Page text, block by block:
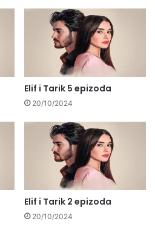
Elif i Tarik 5 epizoda
20/10/2024
Elif i Tarik 2 epizoda
20/10/2024